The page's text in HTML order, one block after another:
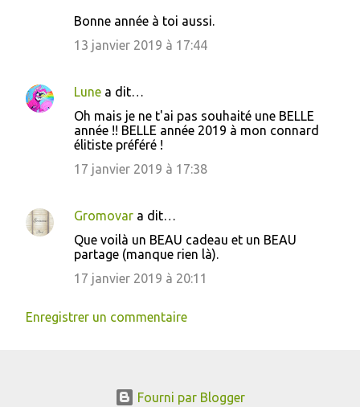
Bonne année à toi aussi.
13 janvier 2019 à 17:44
Lune a dit…
Oh mais je ne t'ai pas souhaité une BELLE
année !! BELLE année 2019 à mon connard
élitiste préféré !
17 janvier 2019 à 17:38
Gromovar a dit…
Que voilà un BEAU cadeau et un BEAU
partage (manque rien là).
17 janvier 2019 à 20:11
Enregistrer un commentaire
Fourni par Blogger